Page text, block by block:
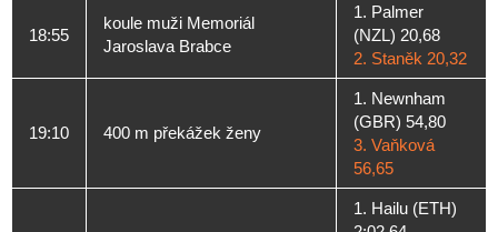
18:55
koule muži Memoriál
Jaroslava Brabce
1. Palmer
(NZL) 20,68
2. Staněk 20,32
19:10 400 m překážek ženy
1. Newnham
(GBR) 54,80
3. Vaňková
56,65
1. Hailu (ETH)